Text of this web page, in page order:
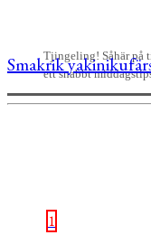
Tjingeling! Såhär på
ett snabbt
Smakrik
1